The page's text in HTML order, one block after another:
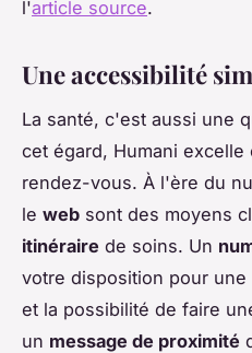
l'article source.
Une accessibilité
La santé, c'est aussi une
cet égard, Humani
rendez-vous. À l'ère du
le web sont des moyens
itinéraire de soins. Un
votre disposition pour
et la possibilité de faire
un message de proximité